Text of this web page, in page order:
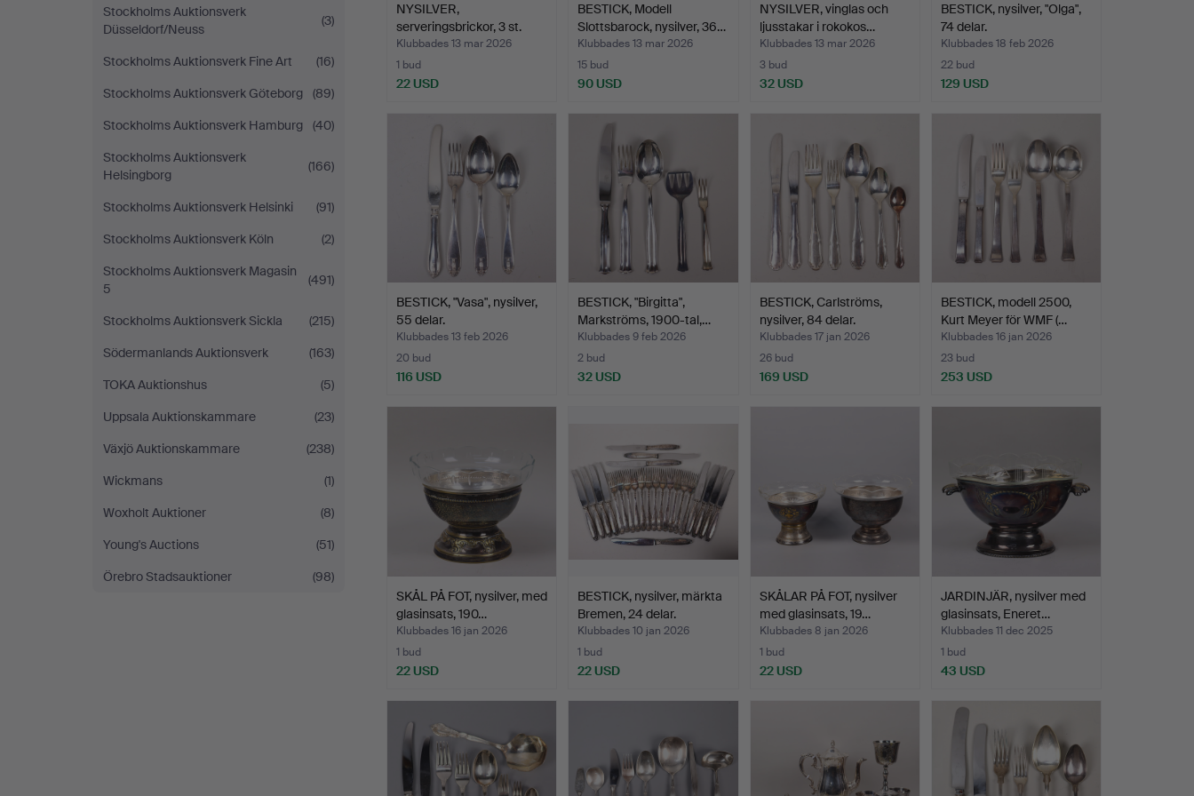
Stockholms Auktionsverk
Düsseldorf/Neuss
(3)
Stockholms Auktionsverk Fine Art
(16)
Stockholms Auktionsverk Göteborg
(89)
Stockholms Auktionsverk Hamburg
(40)
Stockholms Auktionsverk
Helsingborg
(166)
Stockholms Auktionsverk Helsinki
(91)
Stockholms Auktionsverk Köln
(2)
Stockholms Auktionsverk Magasin
5
(491)
Stockholms Auktionsverk Sickla
(215)
Södermanlands Auktionsverk
(163)
TOKA Auktionshus
(5)
Uppsala Auktionskammare
(23)
Växjö Auktionskammare
(238)
Wickmans
(1)
Woxholt Auktioner
(8)
Young's Auctions
(51)
Örebro Stadsauktioner
(98)
NYSILVER,
serveringsbrickor, 3 st.
Klubbades 13 mar 2026
1 bud
22 USD
BESTICK, Modell
Slottsbarock, nysilver, 36…
Klubbades 13 mar 2026
15 bud
90 USD
NYSILVER, vinglas och
ljusstakar i rokokos…
Klubbades 13 mar 2026
3 bud
32 USD
BESTICK, nysilver, "Olga",
74 delar.
Klubbades 18 feb 2026
22 bud
129 USD
BESTICK, "Vasa", nysilver,
55 delar.
Klubbades 13 feb 2026
20 bud
116 USD
BESTICK, "Birgitta",
Markströms, 1900-tal,…
Klubbades 9 feb 2026
2 bud
32 USD
BESTICK, Carlströms,
nysilver, 84 delar.
Klubbades 17 jan 2026
26 bud
169 USD
BESTICK, modell 2500,
Kurt Meyer för WMF (…
Klubbades 16 jan 2026
23 bud
253 USD
SKÅL PÅ FOT, nysilver, med
glasinsats, 190…
Klubbades 16 jan 2026
1 bud
22 USD
BESTICK, nysilver, märkta
Bremen, 24 delar.
Klubbades 10 jan 2026
1 bud
22 USD
SKÅLAR PÅ FOT, nysilver
med glasinsats, 19…
Klubbades 8 jan 2026
1 bud
22 USD
JARDINJÄR, nysilver med
glasinsats, Eneret…
Klubbades 11 dec 2025
1 bud
43 USD